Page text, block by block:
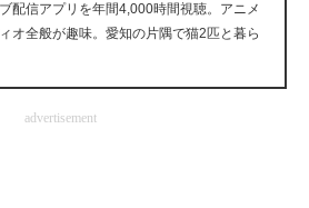
イト
例
配信アプリを年間4,000時間視聴。アニメ
オ全般が趣味。愛知の片隅で猫2匹と暮ら
advertisement